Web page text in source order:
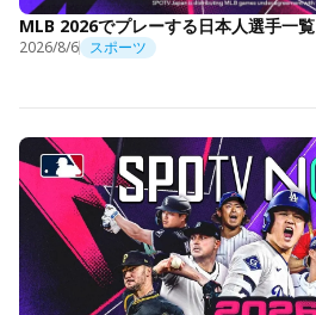
MLB 2026でプレーする日本人選手一覧
2026/8/6 スポーツ